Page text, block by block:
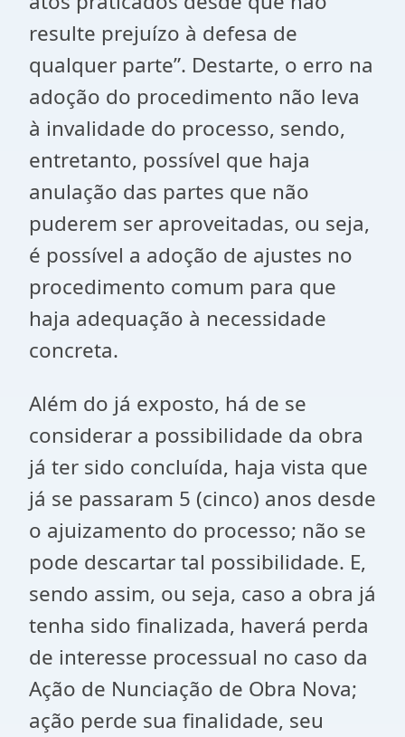
resulte prejuízo à defesa de
qualquer parte”. Destarte, o erro na
adoção do procedimento não leva
à invalidade do processo, sendo,
entretanto, possível que haja
anulação das partes que não
puderem ser aproveitadas, ou seja,
é possível a adoção de ajustes no
procedimento comum para que
haja adequação à necessidade
concreta.
Além do já exposto, há de se
considerar a possibilidade da obra
já ter sido concluída, haja vista que
já se passaram 5 (cinco) anos desde
o ajuizamento do processo; não se
pode descartar tal possibilidade. E,
sendo assim, ou seja, caso a obra já
tenha sido finalizada, haverá perda
de interesse processual no caso da
Ação de Nunciação de Obra Nova;
ação perde sua finalidade, seu